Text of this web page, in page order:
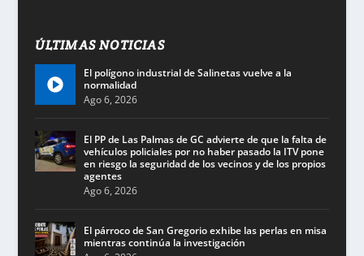
ÚLTIMAS NOTICIAS
El polígono industrial de Salinetas vuelve a la
normalidad
Ago 6, 2026
El PP de Las Palmas de GC advierte de que la falta de
vehículos policiales por no haber pasado la ITV pone
en riesgo la seguridad de los vecinos y de los propios
agentes
Ago 6, 2026
El párroco de San Gregorio exhibe las perlas en misa
mientras continúa la investigación